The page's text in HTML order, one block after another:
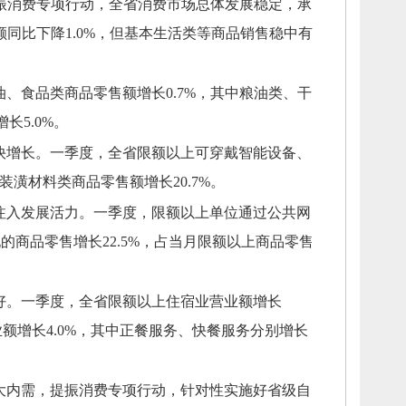
费专项行动， 全省消费市场总体发展稳定， 承
比下降1.0%， 但基本生活类等商品销售稳中有
食品类商品零售额增长0.7%， 其中粮油类、 干
5.0%。
长。 一季度， 全省限额以上可穿戴智能设备、
潢材料类商品零售额增长20.7%。
发展活力。 一季度， 限额以上单位通过公共网
商品零售增长22.5%， 占当月限额以上商品零售
一季度， 全省限额以上住宿业营业额增长
增长4.0%， 其中正餐服务、快餐服务分别增长
需， 提振消费专项行动， 针对性实施好省级自